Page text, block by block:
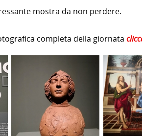
mostra da non perdere.
completa della giornata